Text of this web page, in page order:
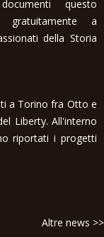
questo
gratuitamente a
della Storia
a Torino fra Otto e
Liberty. All'interno
riportati i progetti
Altre news >>